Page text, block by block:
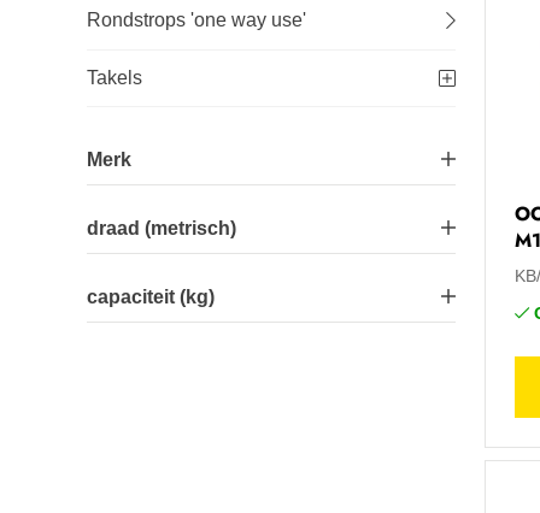
Rondstrops 'one way use'
Takels
Merk
Hoisting 7
draad (metrisch)
M10 1
capaciteit (kg)